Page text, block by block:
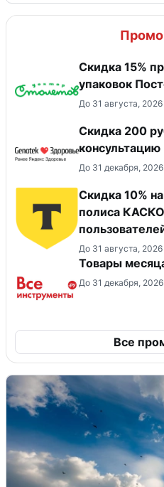
Скидка 15%
упаковок
До 31 августа, 2026
Скидка 200
консультацию
До 31 декабря, 2026
Скидка 10%
полиса
До 31 августа, 2026
Товары
До 31 декабря, 2026
Все